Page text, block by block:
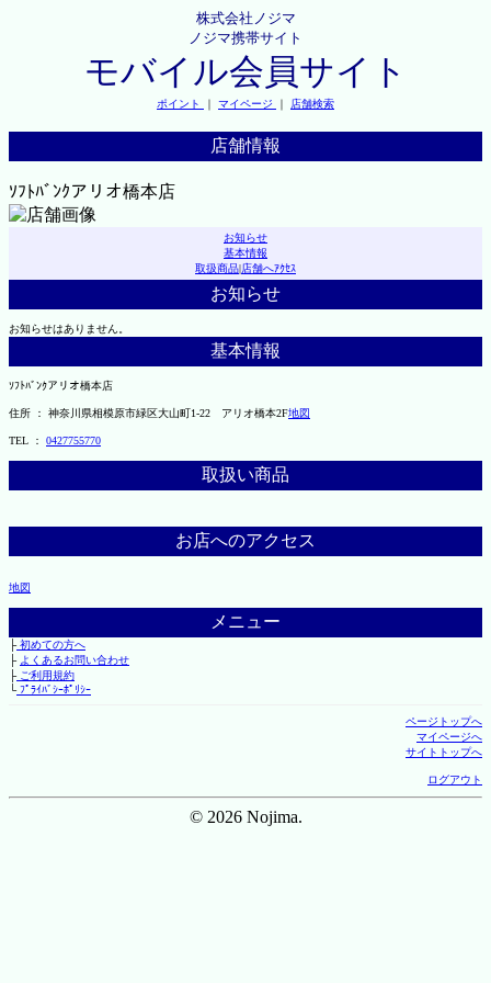
株式会社ノジマ
ノジマ携帯サイト
モバイル会員サイト
ポイント ｜ マイページ ｜ 店舗検索
店舗情報
ｿﾌﾄﾊﾞﾝｸアリオ橋本店
お知らせ
基本情報
取扱商品|店舗へｱｸｾｽ
お知らせ
お知らせはありません。
基本情報
ｿﾌﾄﾊﾞﾝｸアリオ橋本店
住所 ： 神奈川県相模原市緑区大山町1-22 アリオ橋本2F地図
TEL ： 0427755770
取扱い商品
お店へのアクセス
地図
メニュー
├初めての方へ
├ よくあるお問い合わせ
├ご利用規約
└ﾌﾟﾗｲﾊﾞｼｰﾎﾟﾘｼｰ
ページトップへ
マイページへ
サイトトップへ
ログアウト
© 2026 Nojima.